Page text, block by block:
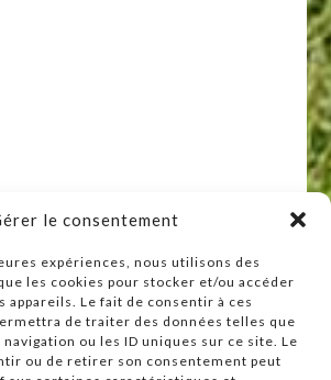
le consentement
expériences, nous utilisons des
les cookies pour stocker et/ou accéder
appareils. Le fait de consentir à ces
de traiter des données telles que
ou les ID uniques sur ce site. Le
ou de retirer son consentement peut